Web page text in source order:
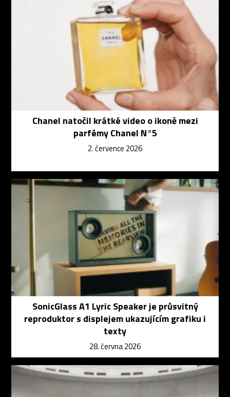
Chanel natočil krátké video o ikoně mezi
parfémy Chanel N°5
2. července 2026
SonicGlass A1 Lyric Speaker je průsvitný
reproduktor s displejem ukazujícím grafiku i
texty
28. června 2026